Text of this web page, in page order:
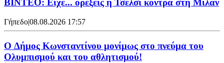
BINTEO: Είχε... ορέξεις η Τσέλσι κόντρα στη Μίλαν
Γήπεδο|08.08.2026 17:57
O Δήμος Κωνσταντίνου μονίμως στο πνεύμα του
Ολυμπισμού και του αθλητισμού!